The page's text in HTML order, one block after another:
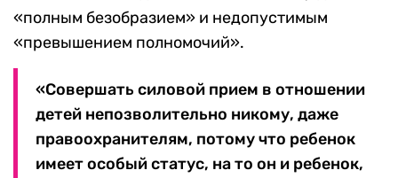
«полным безобразием» и недопустимым
«превышением полномочий».
«Совершать силовой прием в отношении
детей непозволительно никому, даже
правоохранителям, потому что ребенок
имеет особый статус, на то он и ребенок,